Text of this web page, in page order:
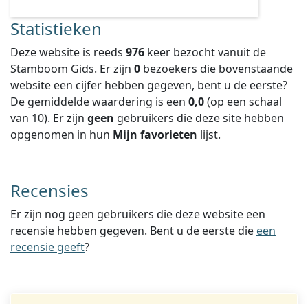
Statistieken
Deze website is reeds 976 keer bezocht vanuit de
Stamboom Gids. Er zijn 0 bezoekers die bovenstaande
website een cijfer hebben gegeven, bent u de eerste?
De gemiddelde waardering is een 0,0(op een schaal
van 10). Er zijn geen gebruikers die deze site hebben
opgenomen in hun Mijn favorieten lijst.
Recensies
Er zijn nog geen gebruikers die deze website een
recensie hebben gegeven. Bent u de eerste die een
recensie geeft?